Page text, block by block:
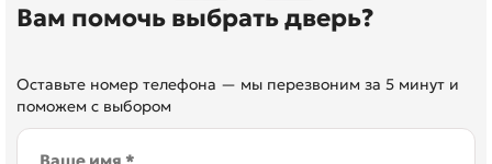
Вам помочь выбрать дверь?
Оставьте номер телефона — мы перезвоним за 5 минут и
поможем с выбором